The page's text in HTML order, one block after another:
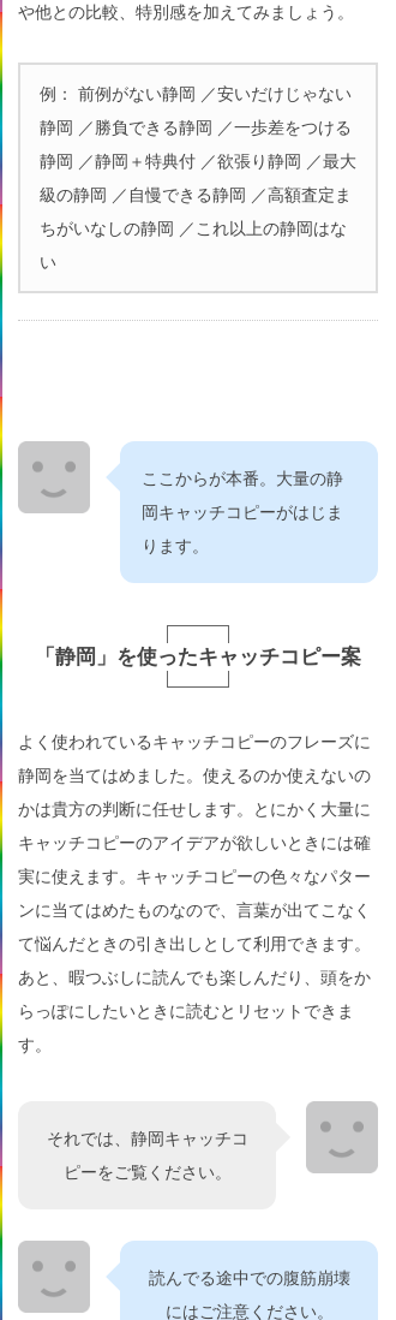
や他との比較、特別感を加えてみましょう。
例： 前例がない静岡 ／安いだけじゃない
静岡 ／勝負できる静岡 ／一歩差をつける
静岡 ／静岡＋特典付 ／欲張り静岡 ／最大
級の静岡 ／自慢できる静岡 ／高額査定ま
ちがいなしの静岡 ／これ以上の静岡はな
い
ここからが本番。大量の静
岡キャッチコピーがはじま
ります。
「静岡」を使ったキャッチコピー案
よく使われているキャッチコピーのフレーズに
静岡を当てはめました。使えるのか使えないの
かは貴方の判断に任せします。とにかく大量に
キャッチコピーのアイデアが欲しいときには確
実に使えます。キャッチコピーの色々なパター
ンに当てはめたものなので、言葉が出てこなく
て悩んだときの引き出しとして利用できます。
あと、暇つぶしに読んでも楽しんだり、頭をか
らっぽにしたいときに読むとリセットできま
す。
それでは、静岡キャッチコ
ピーをご覧ください。
読んでる途中での腹筋崩壊
にはご注意ください。